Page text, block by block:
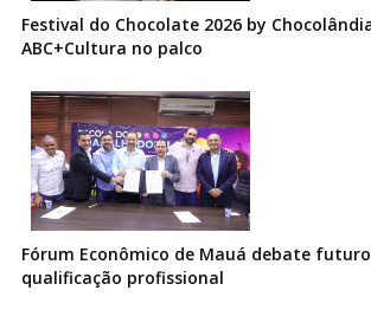
Festival do Chocolate 2026 by
ABC+Cultura no palco
Fórum Econômico de Mauá debate
qualificação profissional